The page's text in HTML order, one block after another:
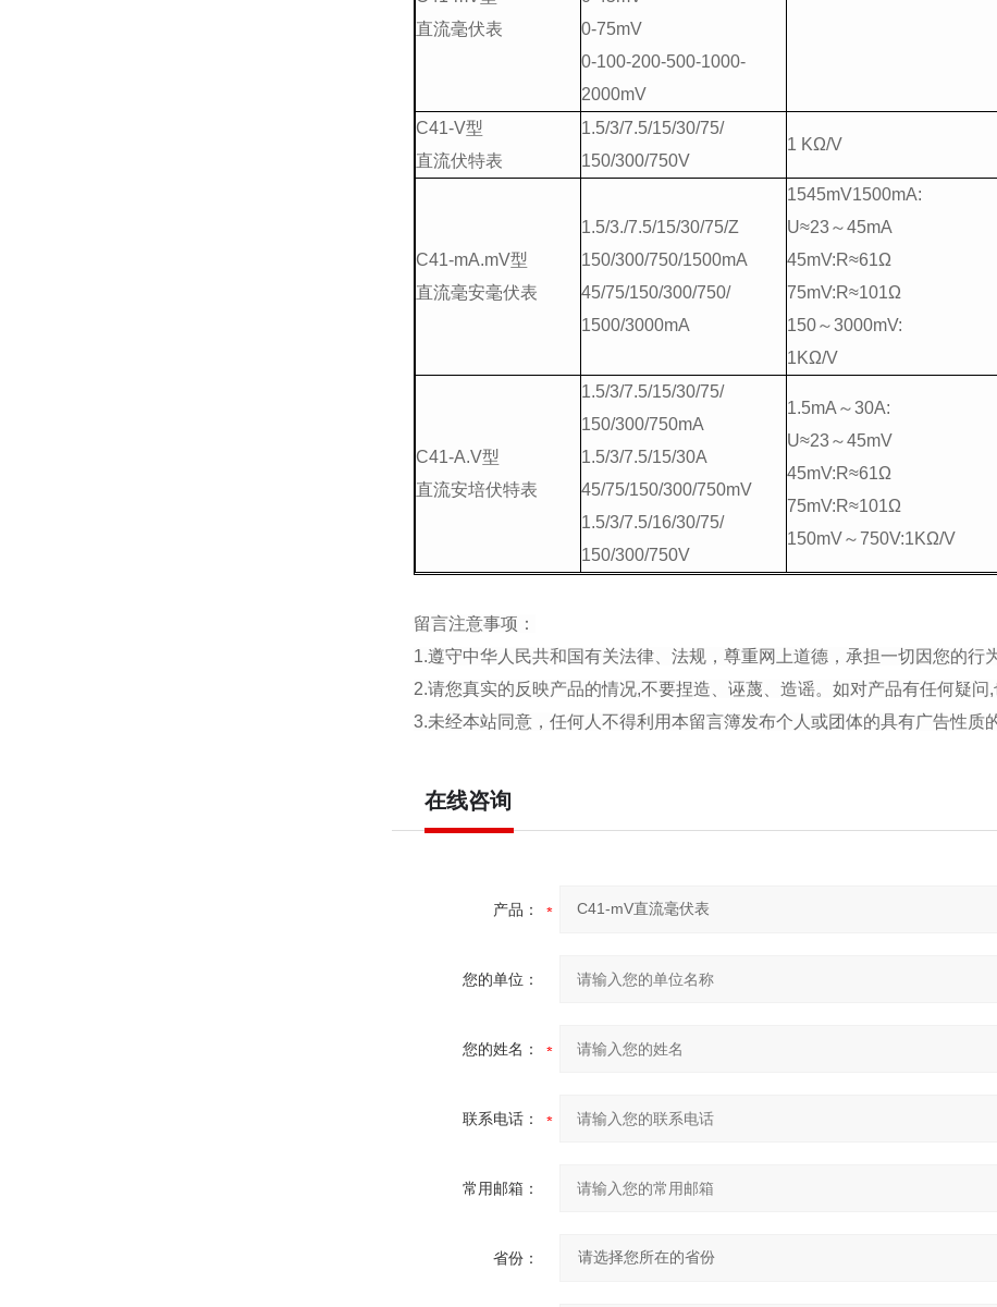
直流毫伏表
0-75mV
0-100-200-500-1000-
2000mV
C41-V型
直流伏特表
1.5/3/7.5/15/30/75/
150/300/750V
1 KΩ/V
C41-mA.mV型
直流毫安毫伏表
1.5/3./7.5/15/30/75/Z
150/300/750/1500mA
45/75/150/300/750/
1500/3000mA
1545mV1500mA:
U≈23～45mA
45mV:R≈61Ω
75mV:R≈101Ω
150～3000mV:
1KΩ/V
C41-A.V型
直流安培伏特表
1.5/3/7.5/15/30/75/
150/300/750mA
1.5/3/7.5/15/30A
45/75/150/300/750mV
1.5/3/7.5/16/30/75/
150/300/750V
1.5mA～30A:
U≈23～45mV
45mV:R≈61Ω
75mV:R≈101Ω
150mV～750V:1KΩ/V
留言注意事项：
1.遵守中华人民共和国有关法律、法规，尊重网上道德，承担一切因您的行
2.请您真实的反映产品的情况,不要捏造、诬蔑、造谣。如对产品有任何疑问,
3.未经本站同意，任何人不得利用本留言簿发布个人或团体的具有广告性质
在线咨询
产品：
您的单位：
您的姓名：
联系电话：
常用邮箱：
省份：